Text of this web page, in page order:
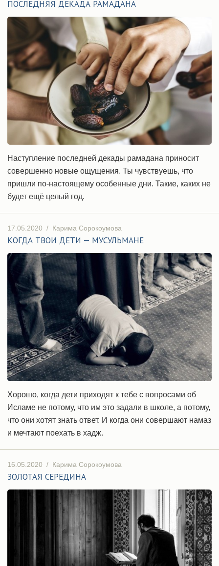
ПОСЛЕДНЯЯ ДЕКАДА РАМАДАНА
Наступление последней декады рамадана приносит
совершенно новые ощущения. Ты чувствуешь, что
пришли по-настоящему особенные дни. Такие, каких не
будет ещё целый год.
17.05.2020 / Карима Сорокоумова
КОГДА ТВОИ ДЕТИ — МУСУЛЬМАНЕ
Хорошо, когда дети приходят к тебе с вопросами об
Исламе не потому, что им это задали в школе, а потому,
что они хотят знать ответ. И когда они совершают намаз
и мечтают поехать в хадж.
16.05.2020 / Карима Сорокоумова
ЗОЛОТАЯ СЕРЕДИНА